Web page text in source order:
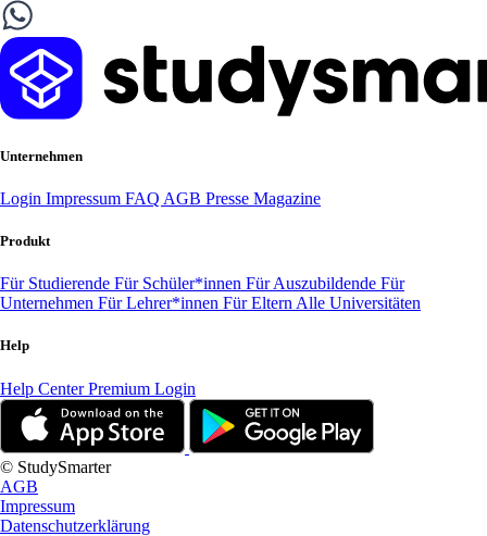
Unternehmen
Login Impressum FAQ AGB Presse Magazine
Produkt
Für Studierende Für Schüler*innen Für Auszubildende Für
Unternehmen Für Lehrer*innen Für Eltern Alle Universitäten
Help
Help CenterPremium Login
© StudySmarter
AGB
Impressum
Datenschutzerklärung